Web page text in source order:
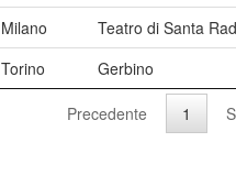
Milano
Teatro di Santa
Torino
Gerbino
Precedente 1